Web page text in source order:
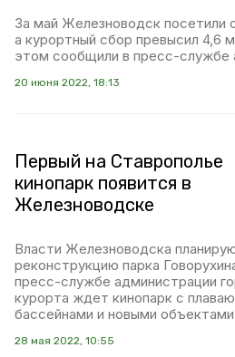
За май Железноводск посетили
а курортный сбор превысил 4,6
этом сообщили в пресс-службе
20 июня 2022, 18:13
Первый на Ставрополье
кинопарк появится в
Железноводске
Власти Железноводска
реконструкцию парка
пресс-службе администрации
курорта ждет кинопарк с
бассейнами и новыми
28 мая 2022, 10:55